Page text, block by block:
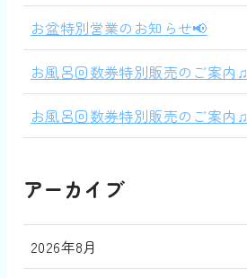
お盆特別営業のお知らせ📢
お風呂回数券特別販売のご案内♫
お風呂回数券特別販売のご案内♫
アーカイブ
2026年8月